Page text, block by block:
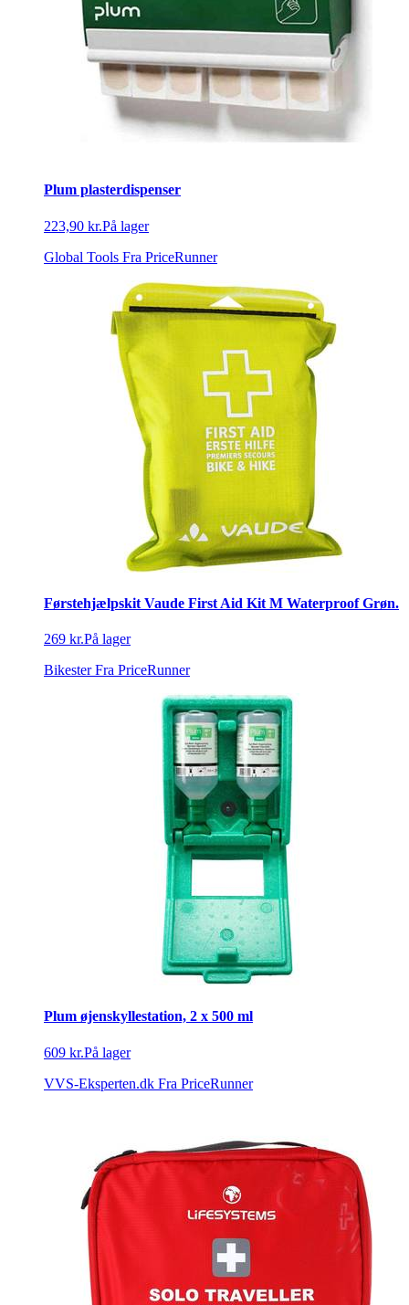
Plum plasterdispenser
223,90 kr.På lager
Global Tools Fra PriceRunner
Førstehjælpskit Vaude First Aid Kit M Waterproof Grøn.
269 kr.På lager
Bikester Fra PriceRunner
Plum øjenskyllestation, 2 x 500 ml
609 kr.På lager
VVS-Eksperten.dk Fra PriceRunner